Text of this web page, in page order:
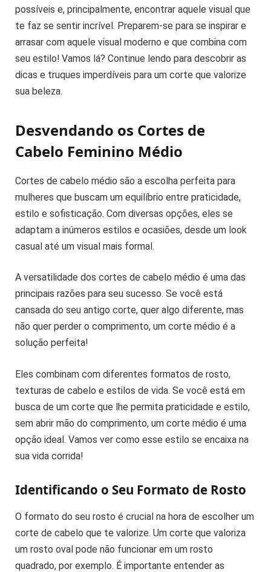
possíveis e, principalmente, encontrar aquele visual que
te faz se sentir incrível. Preparem-se para se inspirar e
arrasar com aquele visual moderno e que combina com
seu estilo! Vamos lá? Continue lendo para descobrir as
dicas e truques imperdíveis para um corte que valorize
sua beleza.
Desvendando os Cortes de
Cabelo Feminino Médio
Cortes de cabelo médio são a escolha perfeita para
mulheres que buscam um equilíbrio entre praticidade,
estilo e sofisticação. Com diversas opções, eles se
adaptam a inúmeros estilos e ocasiões, desde um look
casual até um visual mais formal.
A versatilidade dos cortes de cabelo médio é uma das
principais razões para seu sucesso. Se você está
cansada do seu antigo corte, quer algo diferente, mas
não quer perder o comprimento, um corte médio é a
solução perfeita!
Eles combinam com diferentes formatos de rosto,
texturas de cabelo e estilos de vida. Se você está em
busca de um corte que lhe permita praticidade e estilo,
sem abrir mão do comprimento, um corte médio é uma
opção ideal. Vamos ver como esse estilo se encaixa na
sua vida corrida!
Identificando o Seu Formato de Rosto
O formato do seu rosto é crucial na hora de escolher um
corte de cabelo que te valorize. Um corte que valoriza
um rosto oval pode não funcionar em um rosto
quadrado, por exemplo. É importante entender as